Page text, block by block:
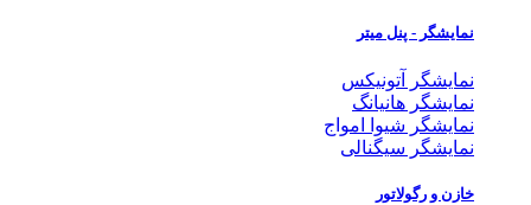
نمایشگر - پنل میتر
نمایشگر آتونیکس
نمایشگر هانیانگ
نمایشگر شیوا امواج
نمایشگر سیگنالی
خازن و رگولاتور